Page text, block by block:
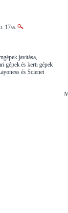
17/a.
javítása,
gépek és kerti gépek
és Scienet